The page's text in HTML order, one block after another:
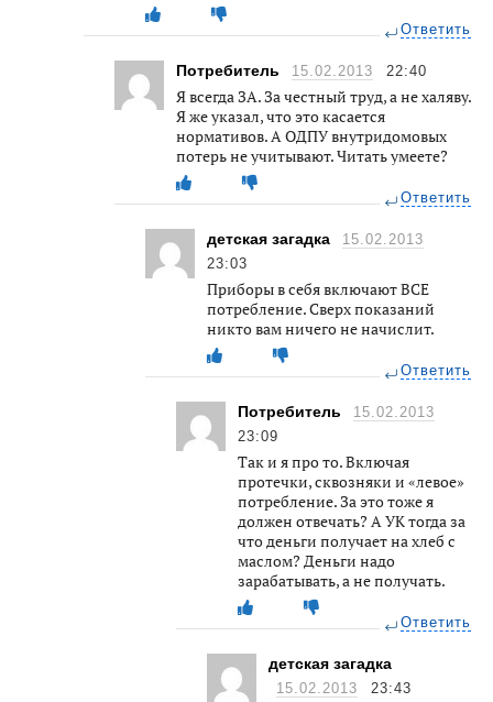
Ответить
Потребитель 15.02.2013 22:40
Я всегда ЗА. За честный труд, а не халяву.
Я же указал, что это касается
нормативов. А ОДПУ внутридомовых
потерь не учитывают. Читать умеете?
Ответить
детская загадка
15.02.2013
23:03
Приборы в себя включают ВСЕ
потребление. Сверх показаний
никто вам ничего не начислит.
Ответить
Потребитель
15.02.2013
23:09
Так и я про то. Включая
протечки, сквозняки и «левое»
потребление. За это тоже я
должен отвечать? А УК тогда за
что деньги получает на хлеб с
маслом? Деньги надо
зарабатывать, а не получать.
Ответить
детская загадка
15.02.2013 23:43